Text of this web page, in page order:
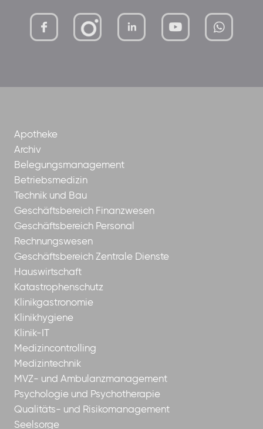
mutterhaus-xMBTtqOwC1KKBww
Apotheke
Archiv
Belegungsmanagement
Betriebsmedizin
Technik und Bau
Geschäftsbereich Finanzwesen
Geschäftsbereich Personal
Rechnungswesen
Geschäftsbereich Zentrale Dienste
Hauswirtschaft
Katastrophenschutz
Klinikgastronomie
Klinikhygiene
Klinik-IT
Medizincontrolling
Medizintechnik
MVZ- und Ambulanzmanagement
Psychologie und Psychotherapie
Qualitäts- und Risikomanagement
Seelsorge